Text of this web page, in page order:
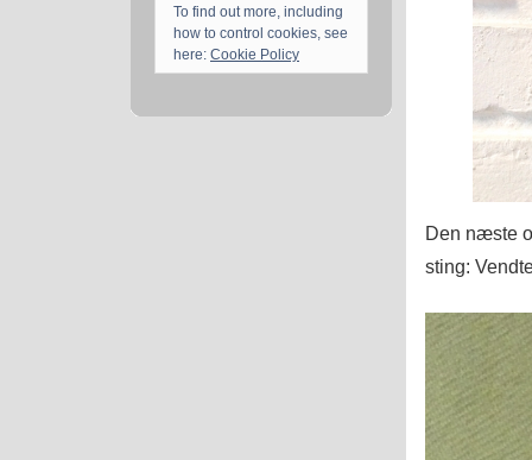
To find out more, including
how to control cookies, see
here: Cookie Policy
Den næste
sting: